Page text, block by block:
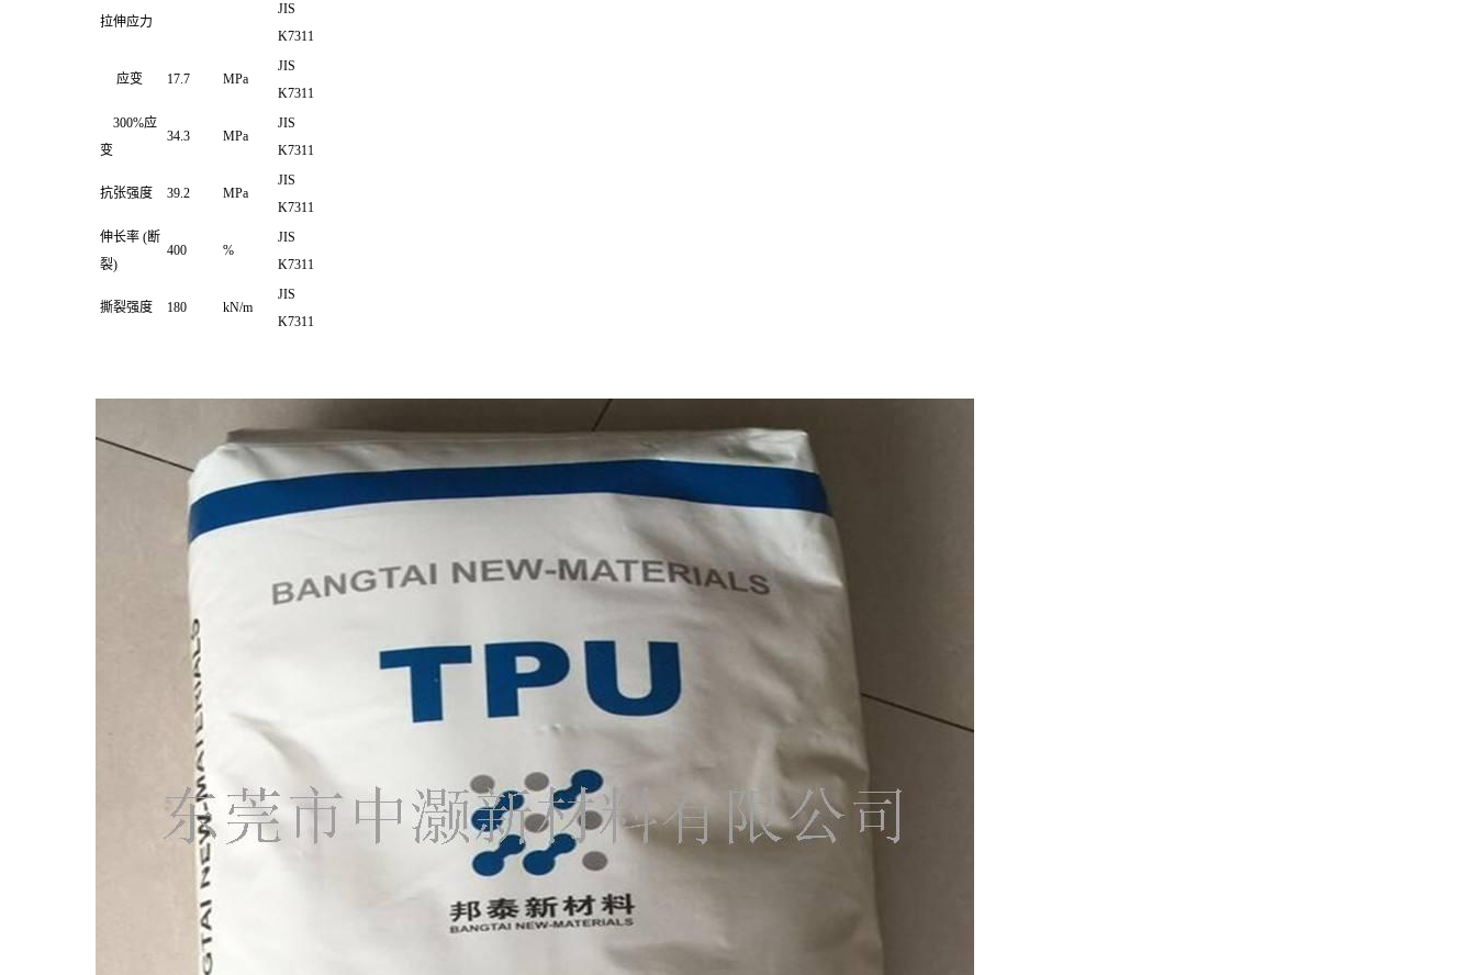
拉伸应力
JIS
K7311
应变 17.7 MPa
JIS
K7311
300%应
变
34.3 MPa
JIS
K7311
抗张强度 39.2 MPa
JIS
K7311
伸长率 (断
裂)
400 %
JIS
K7311
撕裂强度 180 kN/m
JIS
K7311